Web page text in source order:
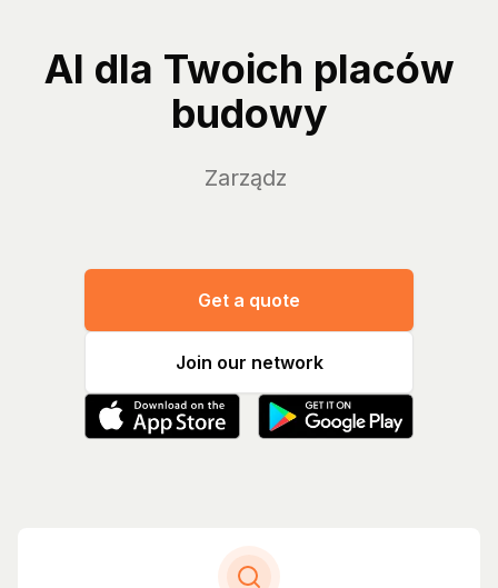
AI dla Twoich placów
budowy
Zarządzaj rac
Get a quote
Join our network